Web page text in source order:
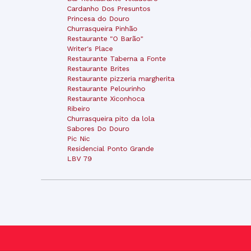
Cardanho Dos Presuntos
Princesa do Douro
Churrasqueira Pinhão
Restaurante "O Barão"
Writer's Place
Restaurante Taberna a Fonte
Restaurante Brites
Restaurante pizzeria margherita
Restaurante Pelourinho
Restaurante Xiconhoca
Ribeiro
Churrasqueira pito da lola
Sabores Do Douro
Pic Nic
Residencial Ponto Grande
LBV 79